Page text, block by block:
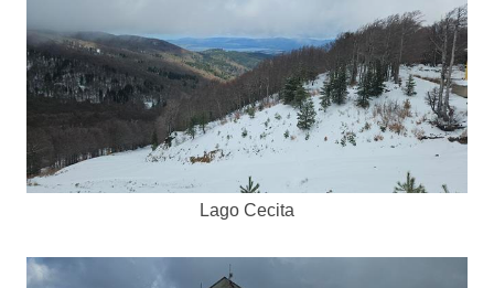
Lago Cecita